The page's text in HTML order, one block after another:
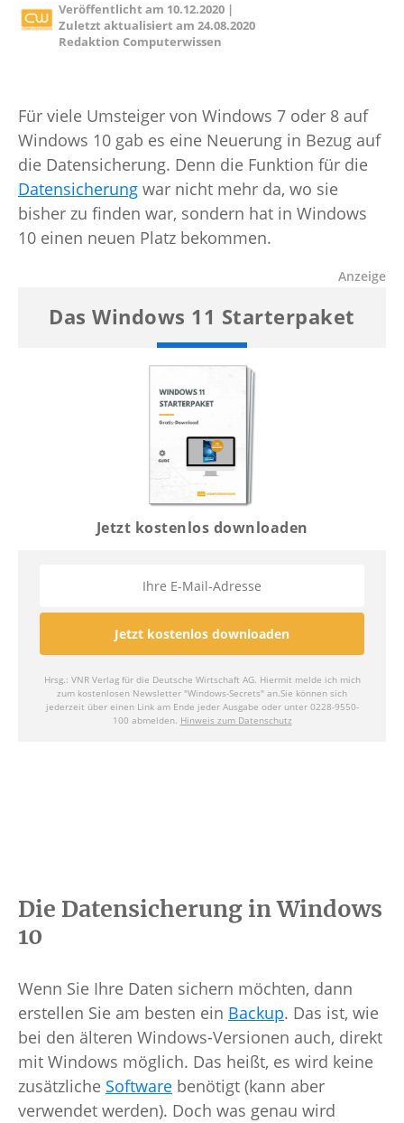
Veröffentlicht am 10.12.2020 |
Zuletzt aktualisiert am24.08.2020
Redaktion Computerwissen
Für viele Umsteiger von Windows 7 oder 8 auf
Windows 10 gab es eine Neuerung in Bezug auf
die Datensicherung. Denn die Funktion für die
Datensicherung war nicht mehr da, wo sie
bisher zu finden war, sondern hat in Windows
10 einen neuen Platz bekommen.
Die Datensicherung in Windows
10
Wenn Sie Ihre Daten sichern möchten, dann
erstellen Sie am besten ein Backup. Das ist, wie
bei den älteren Windows-Versionen auch, direkt
mit Windows möglich. Das heißt, es wird keine
zusätzliche Software benötigt (kann aber
verwendet werden). Doch was genau wird